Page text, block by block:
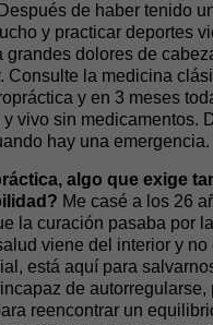
de haber tenido
y practicar deportes
dolores de
Consulte la medicina
y en 3 meses
vivo sin medicamentos.
hay una emergencia.
algo que exige
Me casé a los 26
la curación pasaba por
viene del interior y no
está aquí para
de autorregularse,
reencontrar un